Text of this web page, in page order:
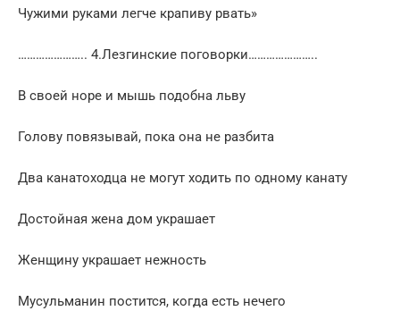
Чужими руками легче крапиву рвать»
………………….. 4.Лезгинские поговорки…………………..
В своей норе и мышь подобна льву
Голову повязывай, пока она не разбита
Два канатоходца не могут ходить по одному канату
Достойная жена дом украшает
Женщину украшает нежность
Мусульманин постится, когда есть нечего